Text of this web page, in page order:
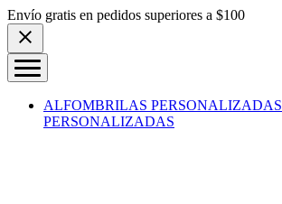
Skip to content
Envío gratis en pedidos superiores a $100
ALFOMBRILAS PERSONALIZADAS
PERSONALIZADAS